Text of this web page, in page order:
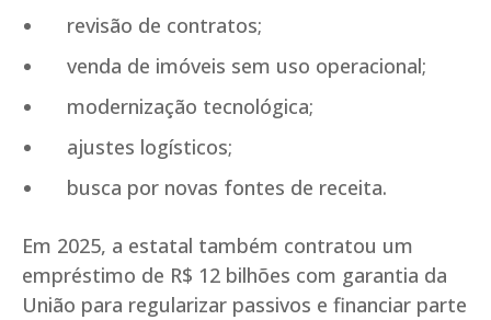
revisão de contratos;
venda de imóveis sem uso operacional;
modernização tecnológica;
ajustes logísticos;
busca por novas fontes de receita.
Em 2025, a estatal também contratou um
empréstimo de R$ 12 bilhões com garantia da
União para regularizar passivos e financiar parte